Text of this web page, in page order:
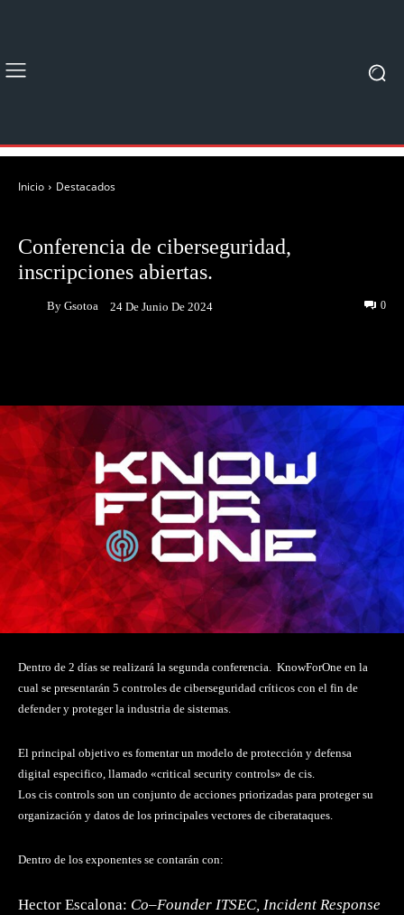
Inicio Destacados
Conferencia de ciberseguridad,
inscripciones abiertas.
By Gsotoa 24 De Junio De 2024 0
Dentro de 2 días se realizará la segunda conferencia. KnowForOne en la
cual se presentarán 5 controles de ciberseguridad críticos con el fin de
defender y proteger la industria de sistemas.
El principal objetivo es fomentar un modelo de protección y defensa
digital especifico, llamado «critical security controls» de cis.
Los cis controls son un conjunto de acciones priorizadas para proteger su
organización y datos de los principales vectores de ciberataques.
Dentro de los exponentes se contarán con:
Hector Escalona: Co–Founder ITSEC, Incident Response